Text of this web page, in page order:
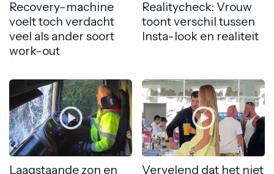
Recovery-machine
voelt toch verdacht
veel als ander soort
work-out
Realitycheck: Vrouw
toont verschil tussen
Insta-look en realiteit
Laagstaande zon en
Vervelend dat het niet